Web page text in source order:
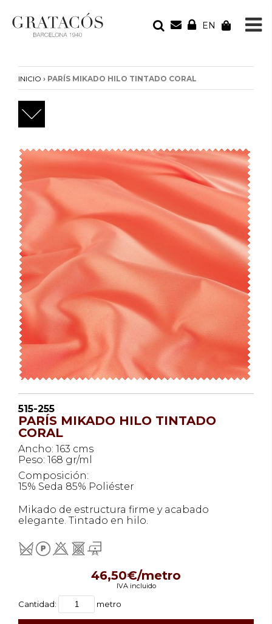
EN
Tu bolsa está vacía
INICIO › PARÍS MIKADO HILO TINTADO CORAL
515-255
PARÍS MIKADO HILO TINTADO
CORAL
Ancho: 163 cms
Peso: 168 gr/ml
Composición:
15% Seda 85% Poliéster
Mikado de estructura firme y acabado
elegante. Tintado en hilo.
46,50€/metro
IVA incluido
Cantidad: metro